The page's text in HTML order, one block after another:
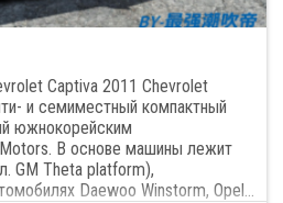
Captiva 2011 Chevrolet
и семиместный компактный
южнокорейским
В основе машины лежит
GM Theta platform),
Daewoo Winstorm, Opel…